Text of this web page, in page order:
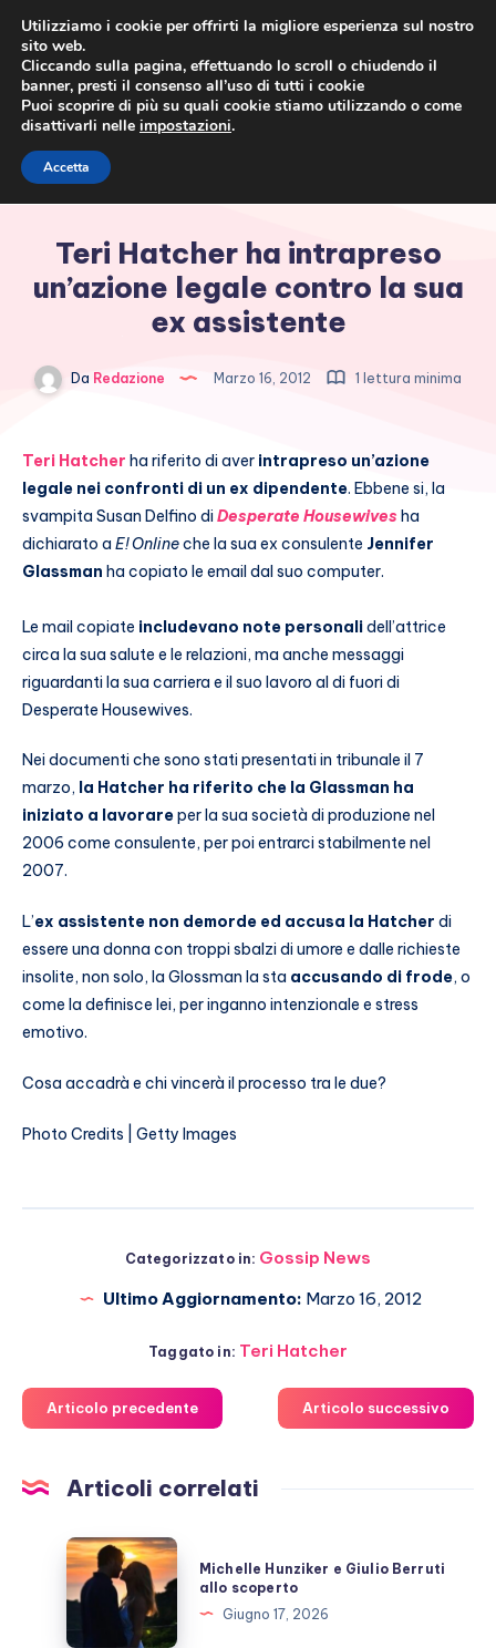
Teri Hatcher ha intrapreso
un’azione legale contro la sua
ex assistente
Da Redazione Marzo 16, 2012 1 lettura minima
Teri Hatcher ha riferito di aver intrapreso un’azione
legale nei confronti di un ex dipendente. Ebbene si, la
svampita Susan Delfino diDesperate Housewives ha
dichiarato a E! Onlineche la sua ex consulente Jennifer
Glassman ha copiato le email dal suo computer.
Le mail copiate includevano note personalidell’attrice
circa la sua salute e le relazioni, ma anche messaggi
riguardanti la sua carriera e il suo lavoro al di fuori di
Desperate Housewives.
Nei documenti che sono stati presentati in tribunale il 7
marzo, la Hatcher ha riferito che la Glassman ha
iniziato a lavorareper la sua società di produzione nel
2006 come consulente, per poi entrarci stabilmente nel
2007.
L’ex assistente non demorde ed accusa la Hatcher di
essere una donna con troppi sbalzi di umore e dalle richieste
insolite, non solo, la Glossman la sta accusando di frode, o
come la definisce lei, per inganno intenzionale e stress
emotivo.
Cosa accadrà e chi vincerà il processo tra le due?
Photo Credits | Getty Images
Categorizzato in: Gossip News
Ultimo Aggiornamento: Marzo 16, 2012
Taggato in: Teri Hatcher
Articolo precedente Articolo successivo
Articoli correlati
Michelle
Hunziker
e
Michelle Hunziker e Giulio Berruti
allo scoperto
Giugno 17, 2026
Utilizziamo i cookie per offrirti la migliore esperienza sul nostro
sito web.
Cliccando sulla pagina, effettuando lo scroll o chiudendo il
banner, presti il consenso all’uso di tutti i cookie
Puoi scoprire di più su quali cookie stiamo utilizzando o come
disattivarli nelle impostazioni.
Accetta